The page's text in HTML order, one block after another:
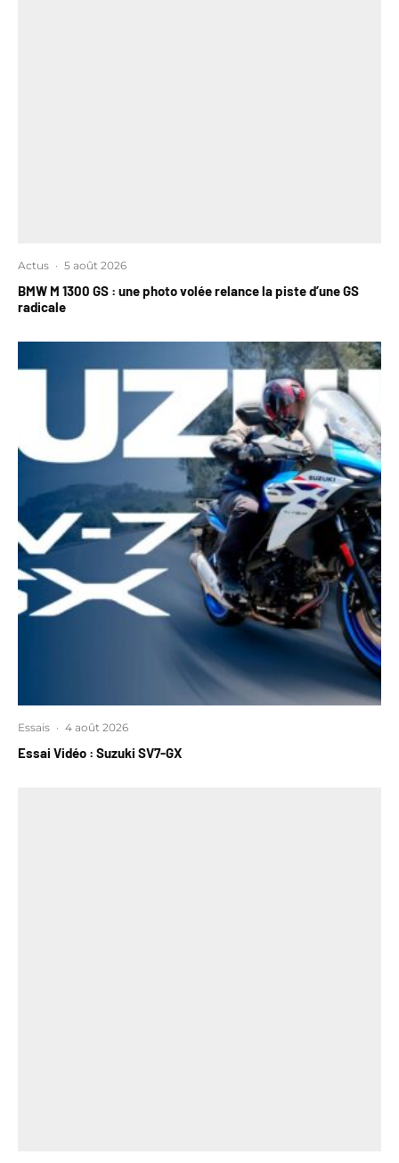
Actus · 5 août 2026
BMW M 1300 GS : une photo volée relance la piste d’une GS
radicale
Essais · 4 août 2026
Essai Vidéo : Suzuki SV7-GX